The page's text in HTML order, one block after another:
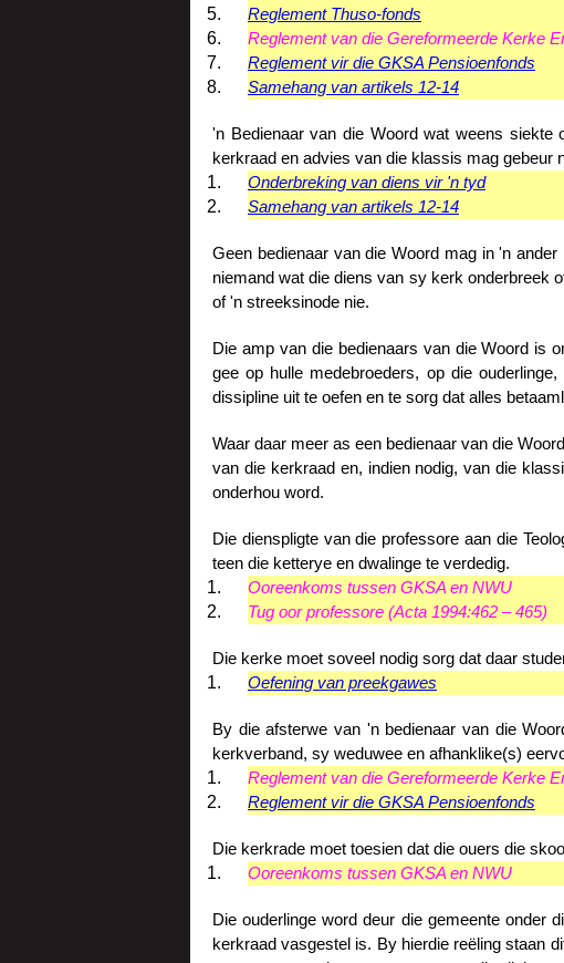
Reglement Thuso-fonds
Reglement van die Gereformeerde Kerke
Reglement vir die GKSA Pensioenfonds
Samehang van artikels 12-14
'n Bedienaar van die Woord wat weens
kerkraad en advies van die klassis mag gebeur
Onderbreking van diens vir 'n tyd
Samehang van artikels 12-14
Geen bedienaar van die Woord mag in 'n
niemand wat die diens van sy kerk onderbreek
of 'n streeksinode nie.
Die amp van die bedienaars van die Woord is
gee op hulle medebroeders, op die
dissipline uit te oefen en te sorg dat alles
Waar daar meer as een bedienaar van die
van die kerkraad en, indien nodig, van die
onderhou word.
Die dienspligte van die professore aan die
teen die ketterye en dwalinge te verdedig.
Ooreenkoms tussen GKSA en NWU
Tug oor professore (Acta 1994:462 – 465)
Die kerke moet soveel nodig sorg dat daar
Oefening van preekgawes
By die afsterwe van 'n bedienaar van die
kerkverband, sy weduwee en afhanklike(s)
Reglement van die Gereformeerde Kerke
Reglement vir die GKSA Pensioenfonds
Die kerkrade moet toesien dat die ouers die
Ooreenkoms tussen GKSA en NWU
Die ouderlinge word deur die gemeente onder
kerkraad vasgestel is. By hierdie reëling staan